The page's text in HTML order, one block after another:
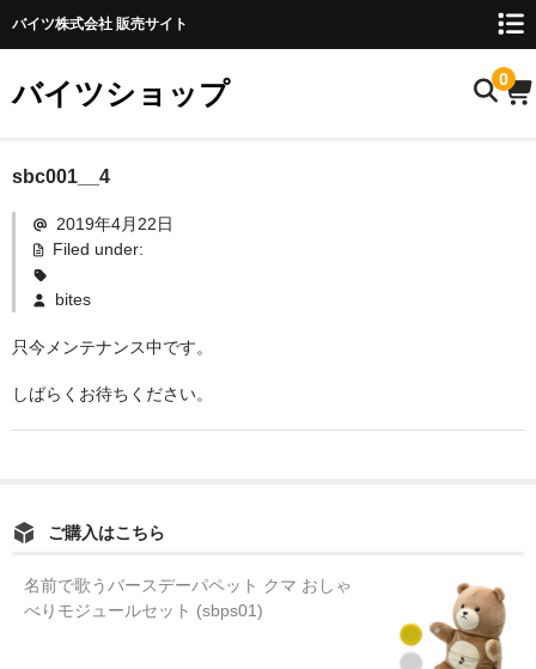
バイツ株式会社 販売サイト
バイツショップ 0
ホーム
商品について
お名前検索
お問い合わせ
sbc001__4
2019年4月22日
Filed under:
bites
只今メンテナンス中です。
しばらくお待ちください。
ご購入はこちら
名前で歌うバースデーパペット クマ おしゃ
べりモジュールセット (sbps01)